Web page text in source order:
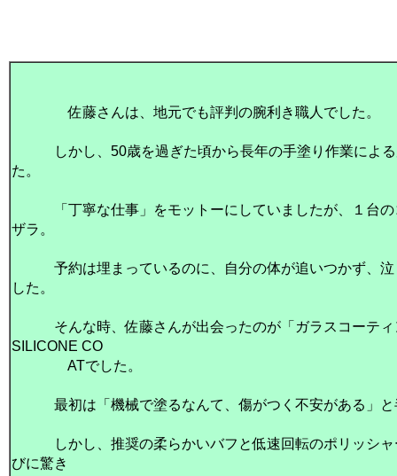
佐藤さんは、地元でも評判の腕利き職人でした。
しかし、50歳を過ぎた頃から長年の手塗り作業による
た。
「丁寧な仕事」をモットーにしていましたが、１台の
ザラ。
予約は埋まっているのに、自分の体が追いつかず、泣
した。
そんな時、佐藤さんが出会ったのが「ガラスコーティ
SILICONE CO
ATでした。
最初は「機械で塗るなんて、傷がつく不安がある」と
しかし、推奨の柔らかいバフと低速回転のポリッシャ
びに驚き